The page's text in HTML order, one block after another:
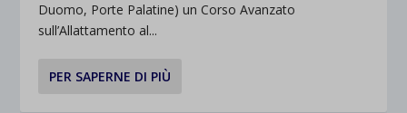
Duomo, Porte Palatine) un Corso Avanzato
sull’Allattamento al...
PER SAPERNE DI PIÙ